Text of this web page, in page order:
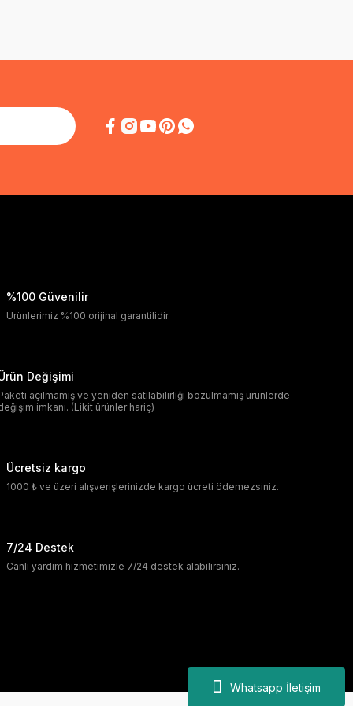
Whatsapp İletişim
%100 Güvenilir
Ürünlerimiz %100 orijinal garantilidir.
Değişimi
açılmamış ve yeniden satılabilirliği bozulmamış ürünlerde
imkanı. (Likit ürünler hariç)
Ücretsiz kargo
1000 ₺ ve üzeri alışverişlerinizde kargo ücreti ödemezsiniz.
7/24 Destek
Canlı yardım hizmetimizle 7/24 destek alabilirsiniz.